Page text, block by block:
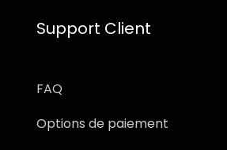
Support Client
FAQ
Options de paiement